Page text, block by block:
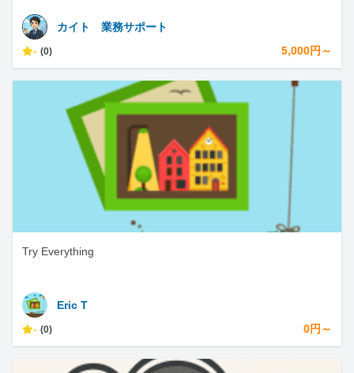
カイト 業務サポート
- (0) 5,000円～
Try Everything
Eric T
- (0) 0円～